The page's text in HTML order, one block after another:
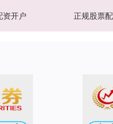
资开户 正规股票